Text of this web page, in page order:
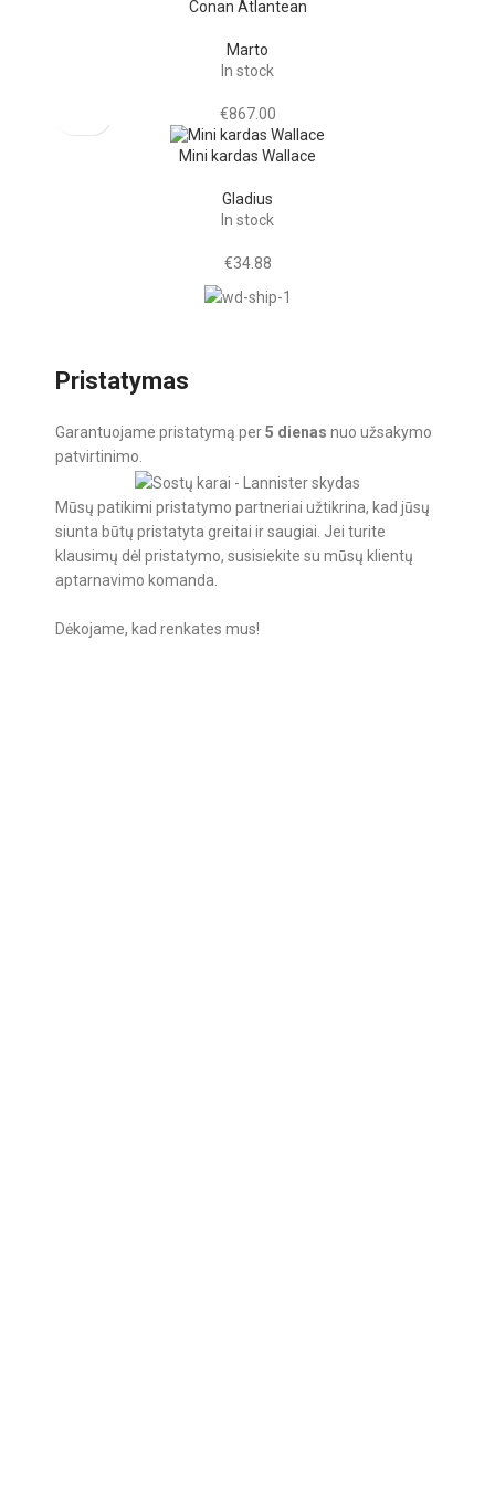
Conan Atlantean
Marto
In stock
€867.00
Mini kardas Wallace
Gladius
In stock
€34.88
Pristatymas
Garantuojame pristatymą per5 dienas nuo užsakymo
patvirtinimo.
Mūsų patikimi pristatymo partneriai užtikrina, kad jūsų
siunta būtų pristatyta greitai ir saugiai. Jei turite
klausimų dėl pristatymo, susisiekite su mūsų klientų
aptarnavimo komanda.
Dėkojame, kad renkates mus!